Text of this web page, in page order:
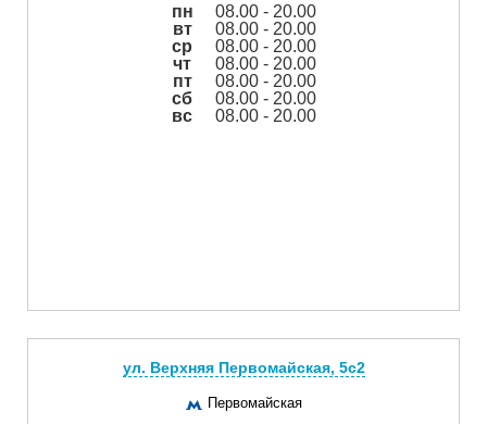
пн
08.00 - 20.00
вт
08.00 - 20.00
ср
08.00 - 20.00
чт
08.00 - 20.00
пт
08.00 - 20.00
сб
08.00 - 20.00
вс
08.00 - 20.00
ул. Верхняя Первомайская, 5с2
Первомайская